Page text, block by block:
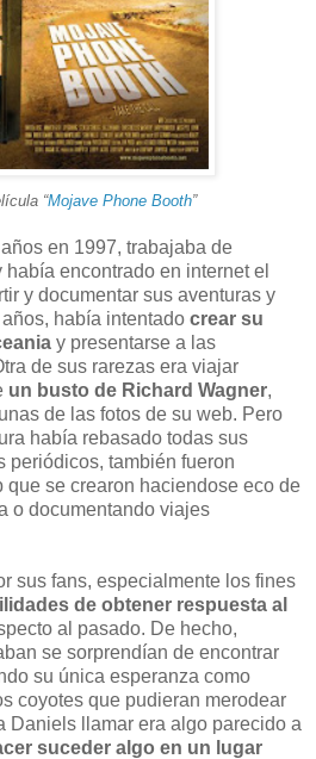
“Mojave Phone Booth”
en 1997, trabajaba de
había encontrado en internet el
y documentar sus aventuras y
había intentado crear su
y presentarse a las
de sus rarezas era viajar
un busto de Richard Wagner,
de las fotos de su web. Pero
había rebasado todas sus
periódicos, también fueron
que se crearon haciendose eco de
o documentando viajes
sus fans, especialmente los fines
de obtener respuesta al
al pasado. De hecho,
se sorprendían de encontrar
su única esperanza como
coyotes que pudieran merodear
Daniels llamar era algo parecido a
suceder algo en un lugar